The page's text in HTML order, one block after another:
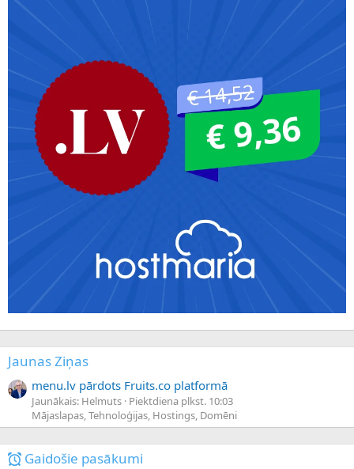
Jaunas Ziņas
menu.lv pārdots Fruits.co platformā
Jaunākais: Helmuts Piektdiena plkst. 10:03
Mājaslapas, Tehnoloģijas, Hostings, Domēni
Gaidošie pasākumi